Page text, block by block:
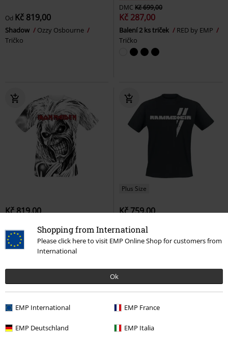
Shopping from International
Please click here to visit EMP Online Shop for customers from
International
Ok
EMP International EMP France
EMP Deutschland EMP Italia
Od Kč 819,00
Shadow
Ozzy Osbourne
Tričko
DMC Kč 699,00
Kč 287,00
Balení 2 ks triček
RED by EMP
Tričko
Kč 819,00
Tričko
Plus Size
Kč 759,00
Tričko